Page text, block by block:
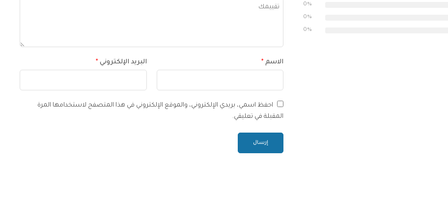
0%
0%
0%
الاسم * البريد الإلكتروني*
احفظ اسمي، بريدي الإلكتروني، والموقع الإلكتروني في هذا المتصفح لاستخدامها المرة
المقبلة في تعليقي.